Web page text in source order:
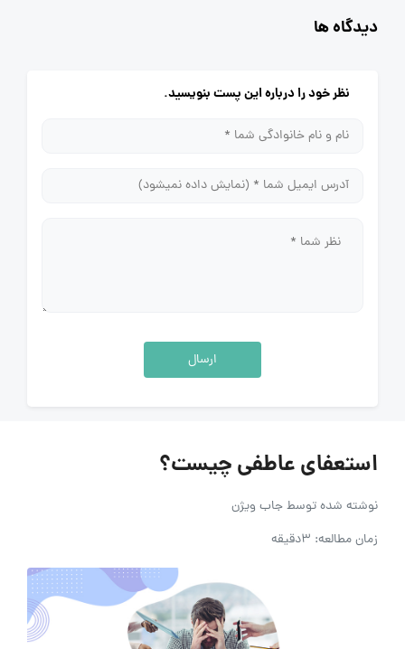
دیدگاه ها
نظر خود را درباره این پست بنویسید.
ارسال
استعفای عاطفی چیست؟
نوشته شده توسطجاب ویژن
زمان مطالعه: 3دقیقه